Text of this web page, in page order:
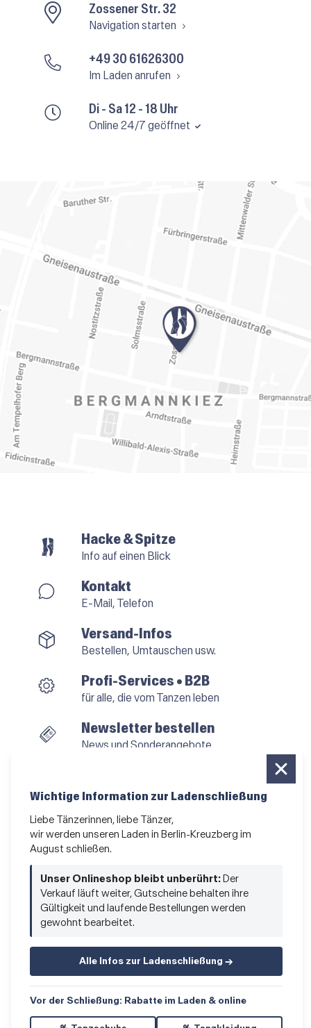
Di - Sa 12 - 18 Uhr
Online 24/7 geöffnet
Zossener Str. 32
Navigation starten
+49 30 61626300
Im Laden anrufen
Hacke & Spitze
Info auf einen Blick
Kontakt
E-Mail, Telefon
Versand-Infos
Bestellen, Umtauschen usw.
Profi-Services • B2B
für alle, die vom Tanzen leben
Newsletter bestellen
News und Sonderangebote
AGB•Impressum• Datenschutz
© 2026 Hacke & Spitze GmbH
Wichtige Information zur Ladenschließung
Liebe Tänzerinnen, liebe Tänzer,
wir werden unseren Laden in Berlin-Kreuzberg im
August schließen.
Unser Onlineshop bleibt unberührt: Der
Verkauf läuft weiter, Gutscheine behalten ihre
Gültigkeit und laufende Bestellungen werden
gewohnt bearbeitet.
Alle Infos zur Ladenschließung →
Vor der Schließung: Rabatte im Laden & online